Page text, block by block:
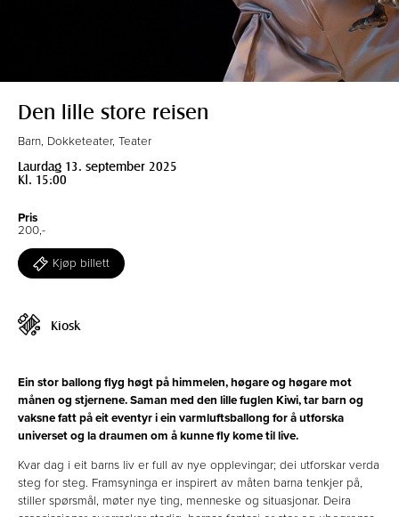
Ein stor ballong flyg høgt på himmelen, høgare og høgare mot
månen og stjernene. Saman med den lille fuglen Kiwi, tar barn og
vaksne fatt på eit eventyr i ein varmluftsballong for å utforska
universet og la draumen om å kunne fly kome til live.
Kvar dag i eit barns liv er full av nye opplevingar; dei utforskar verda
steg for steg. Framsyninga er inspirert av måten barna tenkjer på,
stiller spørsmål, møter nye ting, menneske og situasjonar. Deira
Den lille store reisen
Barn, Dokketeater, Teater
Laurdag 13. september 2025
Kl. 15:00
Pris
200,-
Kjøp billett
Kiosk